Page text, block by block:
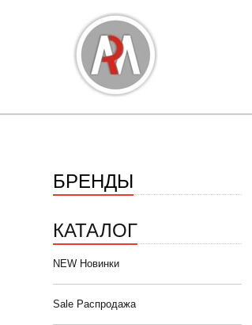
БРЕНДЫ
КАТАЛОГ
NEW Новинки
Sale Распродажа